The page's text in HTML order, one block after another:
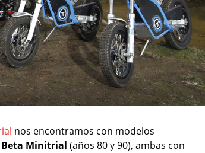
nos encontramos con modelos
Beta Minitrial (años 80 y 90), ambas con